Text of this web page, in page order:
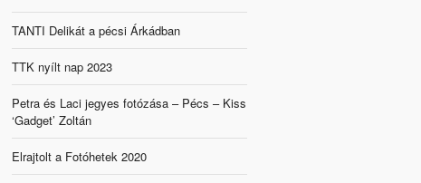
TANTI Delikát a pécsi Árkádban
TTK nyílt nap 2023
Petra és Laci jegyes fotózása – Pécs – Kiss
‘Gadget’ Zoltán
Elrajtolt a Fotóhetek 2020